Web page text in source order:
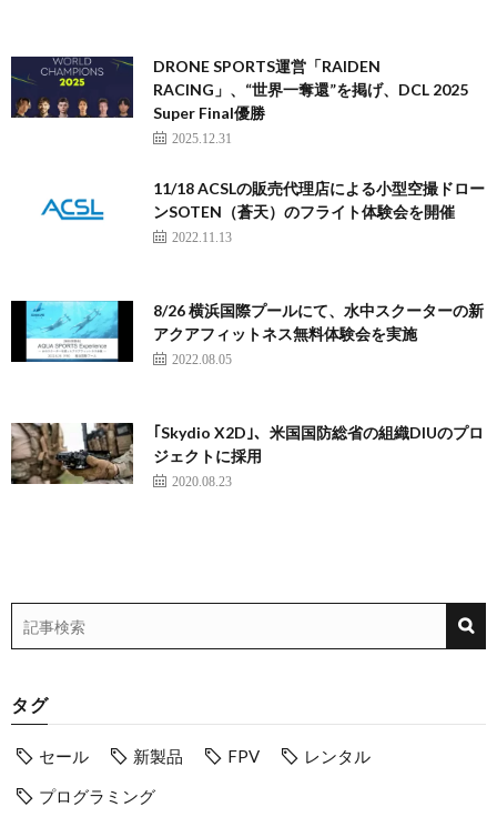
DRONE SPORTS運営「RAIDEN
RACING」、“世界一奪還”を掲げ、DCL 2025
Super Final優勝
2025.12.31
11/18 ACSLの販売代理店による小型空撮ドロー
ンSOTEN（蒼天）のフライト体験会を開催
2022.11.13
8/26 横浜国際プールにて、水中スクーターの新
アクアフィットネス無料体験会を実施
2022.08.05
｢Skydio X2D｣、米国国防総省の組織DIUのプロ
ジェクトに採用
2020.08.23
タグ
セール 新製品 FPV
レンタル
プログラミング